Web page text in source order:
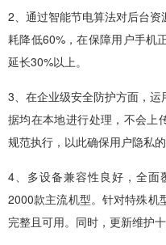
2、通过智能节电算法对后台
耗降低60%，在保障用户手机
延长30%以上。
3、在企业级安全防护方面，
据均在本地进行处理，不会上
规范执行，以此确保用户隐私的
4、多设备兼容性良好，全面
2000款主流机型。针对特殊机
完整且可用。同时，更新维护十